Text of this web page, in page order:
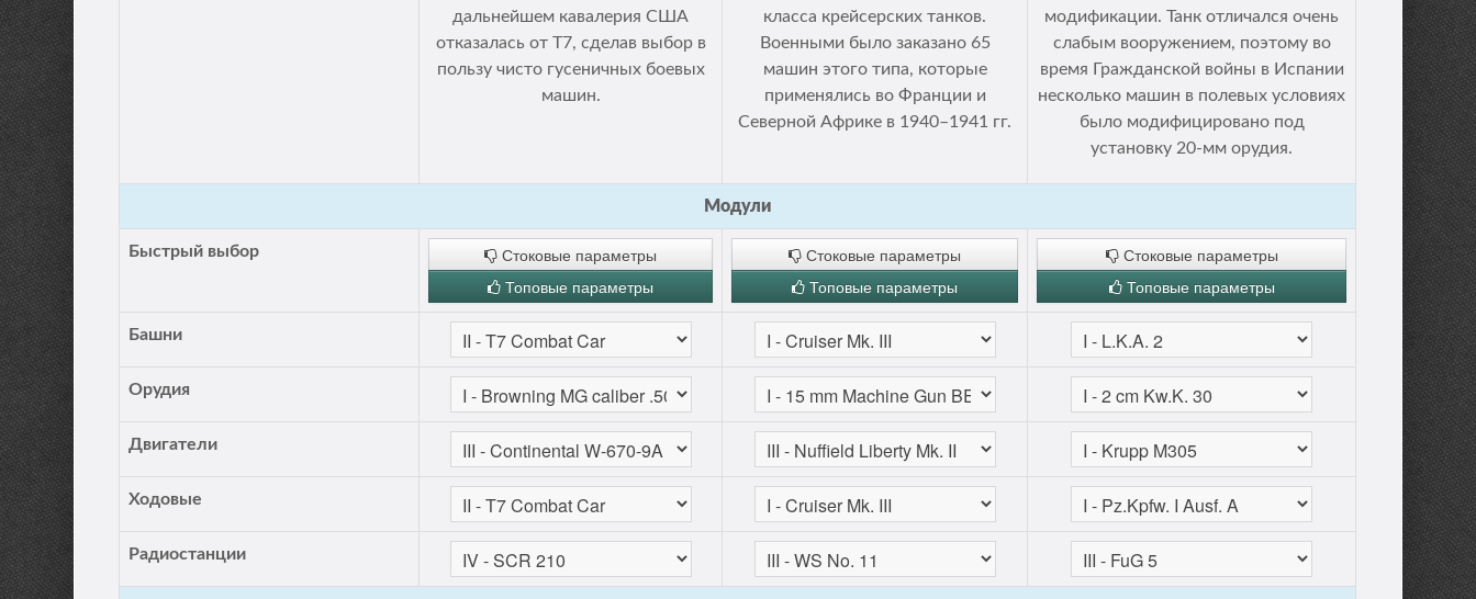
дальнейшем кавалерия США
отказалась от Т7, сделав выбор в
пользу чисто гусеничных боевых
машин.
класса крейсерских танков.
Военными было заказано 65
машин этого типа, которые
применялись во Франции и
Северной Африке в 1940–1941 гг.
модификации. Танк отличался очень
слабым вооружением, поэтому во
время Гражданской войны в Испании
несколько машин в полевых условиях
было модифицировано под
установку 20-мм орудия.
Модули
Быстрый выбор
Стоковые параметры
Топовые параметры
Стоковые параметры
Топовые параметры
Стоковые параметры
Топовые параметры
Башни
Орудия
Двигатели
Ходовые
Радиостанции